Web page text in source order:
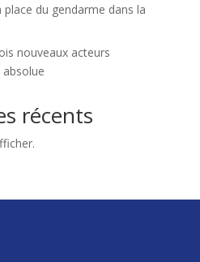
place du gendarme dans la
nouveaux acteurs
récents